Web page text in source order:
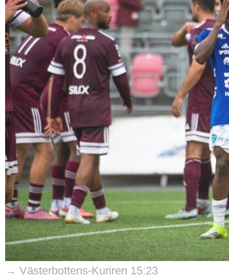
→ Västerbottens-Kuriren 15:23